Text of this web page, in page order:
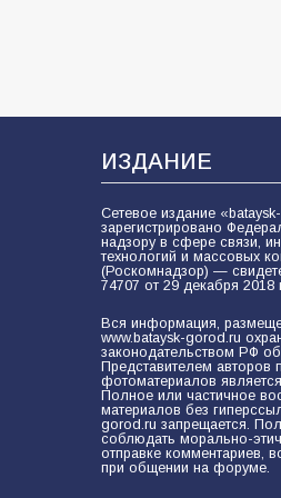
ИЗДАНИЕ
Сетевое издание
зарегистрировано
надзору в сфере связи,
технологий и массовых
(Роскомнадзор) —
74707 от 29 декабря 2018
Вся информация,
www.bataysk-gorod.ru
законодательством РФ
Представителем авторов
фотоматериалов
Полное или частичное
материалов без
gorod.ru запрещается.
соблюдать морально-
отправке комментариев,
при общении на форуме.